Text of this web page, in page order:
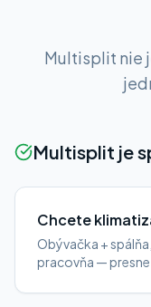
Multisplit nie
Multisplit je
Chcete
Obývačka +
pracovňa — presne